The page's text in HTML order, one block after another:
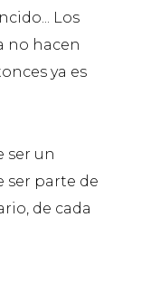
Los
no hacen
ya es
ser un
ser parte de
de cada